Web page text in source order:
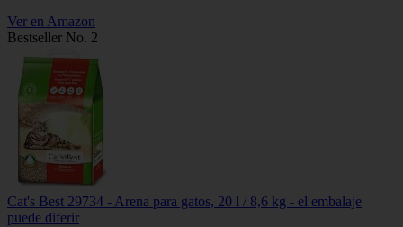
Ver en Amazon
Bestseller No. 2
Cat's Best 29734 - Arena para gatos, 20 l / 8,6 kg - el embalaje
puede diferir